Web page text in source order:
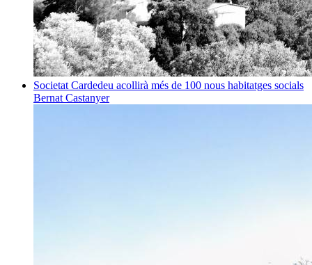
Societat Cardedeu acollirà més de 100 nous habitatges socials
Bernat Castanyer